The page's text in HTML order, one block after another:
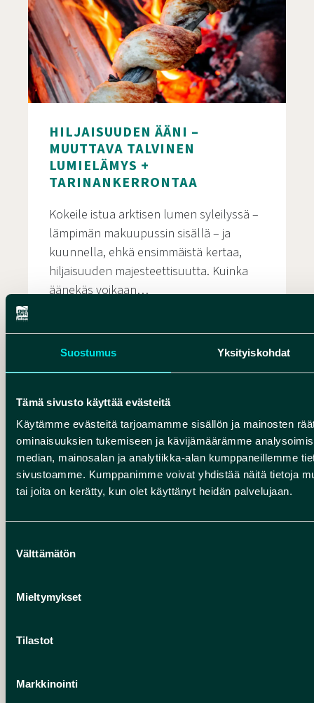
Suostumus Yksityiskohdat
Tämä sivusto käyttää evästeitä
Käytämme evästeitä tarjoamamme sisällön ja mainosten
ominaisuuksien tukemiseen ja kävijämäärämme
median, mainosalan ja analytiikka-alan kumppaneillemme
sivustoamme. Kumppanimme voivat yhdistää näitä tietoja
tai joita on kerätty, kun olet käyttänyt heidän palvelujaan.
valinta
Välttämätön
Mieltymykset
Tilastot
Markkinointi
HILJAISUUDEN ÄÄNI –
MUUTTAVA TALVINEN
LUMIELÄMYS +
TARINANKERRONTAA
Kokeile istua arktisen lumen syleilyssä –
lämpimän makuupussin sisällä – ja
kuunnella, ehkä ensimmäistä kertaa,
hiljaisuuden majesteettisuutta. Kuinka
äänekäs voikaan…
Hiljaisuuden ääni – Muuttava talvinen
majoituspaikastasi Oulusta, ja yhdessä